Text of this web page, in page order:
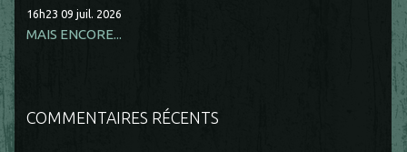
16h23 09 juil. 2026
MAIS ENCORE...
COMMENTAIRES RÉCENTS